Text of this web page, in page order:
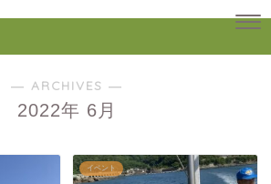
― ARCHIVES ―
2022年 6月
イベント